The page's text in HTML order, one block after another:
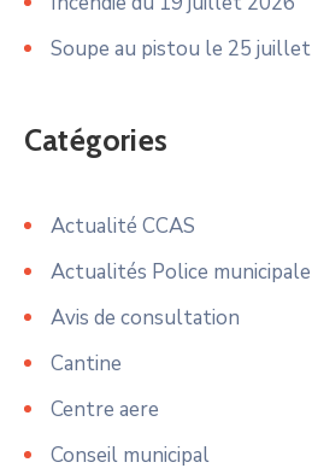
Soupe au pistou le 25 juillet
Catégories
Actualité CCAS
Actualités Police municipale
Avis de consultation
Cantine
Centre aere
Conseil municipal